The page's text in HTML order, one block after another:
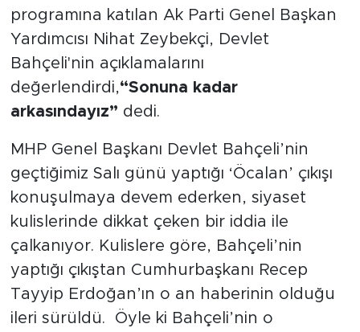
programına katılan Ak Parti Genel Başkan
Yardımcısı Nihat Zeybekçi, Devlet
Bahçeli'nin açıklamalarını
değerlendirdi,“Sonuna kadar
arkasındayız” dedi.
MHP Genel Başkanı Devlet Bahçeli’nin
geçtiğimiz Salı günü yaptığı ‘Öcalan’ çıkışı
konuşulmaya devem ederken, siyaset
kulislerinde dikkat çeken bir iddia ile
çalkanıyor. Kulislere göre, Bahçeli’nin
yaptığı çıkıştan Cumhurbaşkanı Recep
Tayyip Erdoğan’ın o an haberinin olduğu
ileri sürüldü. Öyle ki Bahçeli’nin o
TARİHTEN GÜNÜMÜZE
TARİH
KADIN
SAĞLIK
SİYASET
MEDYA KÖŞESİ
FOTO GALERİ
VİDEOLAR